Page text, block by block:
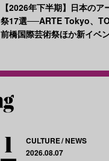
【2026年下半期】日本の
祭17選──ARTE Tokyo、
前橋国際芸術祭ほか新イベ
CULTURE NEWS
2026.08.07